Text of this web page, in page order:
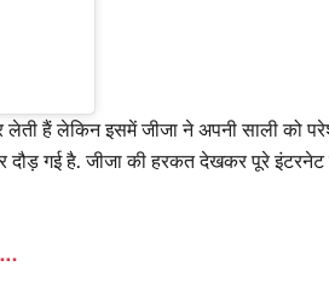
लेती हैं लेकिन इसमें जीजा ने अपनी साली को
दौड़ गई है. जीजा की हरकत देखकर पूरे इंटरनेट